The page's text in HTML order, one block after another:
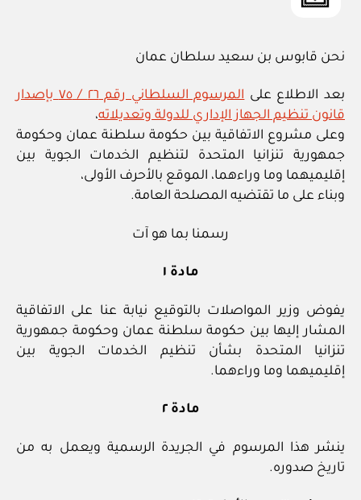
نحن قابوس بن سعيد سلطان عمان
بعد الاطلاع على
المرسوم السلطاني رقم ٢٦ / ٧٥ بإصدار
قانون تنظيم الجهاز الإداري للدولة وتعديلاته،
وعلى مشروع الاتفاقية بين حكومة سلطنة عمان وحكومة
جمهورية تنزانيا المتحدة لتنظيم الخدمات الجوية بين
إقليميهما وما وراءهما، الموقع بالأحرف الأولى،
وبناء على ما تقتضيه المصلحة العامة.
رسمنا بما هو آت
مادة ١
يفوض وزير المواصلات بالتوقيع نيابة عنا على الاتفاقية
المشار إليها بين حكومة سلطنة عمان وحكومة جمهورية
تنزانيا المتحدة بشأن تنظيم الخدمات الجوية بين
إقليميهما وما وراءهما.
مادة ٢
ينشر هذا المرسوم في الجريدة الرسمية ويعمل به من
تاريخ صدوره.